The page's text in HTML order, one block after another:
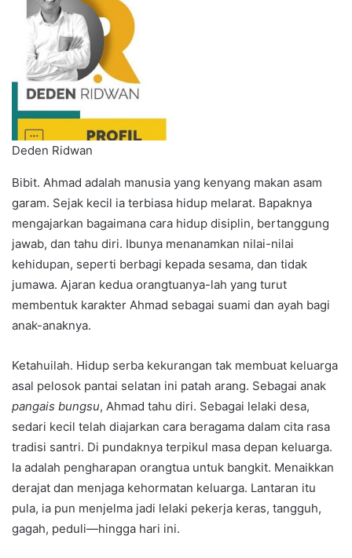
Deden Ridwan
Bibit. Ahmad adalah manusia yang kenyang makan asam
garam. Sejak kecil ia terbiasa hidup melarat. Bapaknya
mengajarkan bagaimana cara hidup disiplin, bertanggung
jawab, dan tahu diri. Ibunya menanamkan nilai-nilai
kehidupan, seperti berbagi kepada sesama, dan tidak
jumawa. Ajaran kedua orangtuanya-lah yang turut
membentuk karakter Ahmad sebagai suami dan ayah bagi
anak-anaknya.
Ketahuilah. Hidup serba kekurangan tak membuat keluarga
asal pelosok pantai selatan ini patah arang. Sebagai anak
pangais bungsu, Ahmad tahu diri. Sebagai lelaki desa,
sedari kecil telah diajarkan cara beragama dalam cita rasa
tradisi santri. Di pundaknya terpikul masa depan keluarga.
Ia adalah pengharapan orangtua untuk bangkit. Menaikkan
derajat dan menjaga kehormatan keluarga. Lantaran itu
pula, ia pun menjelma jadi lelaki pekerja keras, tangguh,
gagah, peduli—hingga hari ini.